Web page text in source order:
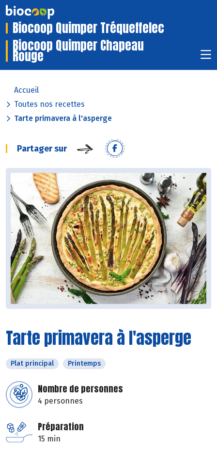
Biocoop Quimper Tréqueffelec
Biocoop Quimper Chapeau
Rouge
Accueil
Toutes nos recettes
Tarte primavera à l'asperge
Partager sur
Tarte primavera à l'asperge
Plat principal Printemps
Nombre de personnes
4 personnes
Préparation
15 min